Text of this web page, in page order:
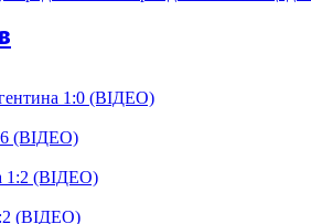
1:0 (ВІДЕО)
(ВІДЕО)
1:2 (ВІДЕО)
(ВІДЕО)